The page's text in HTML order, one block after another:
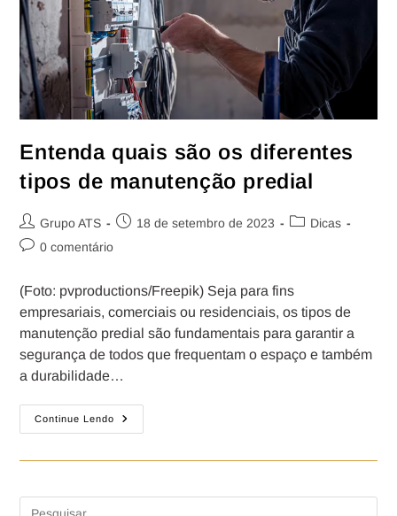
Entenda quais são os diferentes
tipos de manutenção predial
Grupo ATS 18 de setembro de 2023
Dicas
0 comentário
(Foto: pvproductions/Freepik) Seja para fins
empresariais, comerciais ou residenciais, os tipos de
manutenção predial são fundamentais para garantir a
segurança de todos que frequentam o espaço e também
a durabilidade…
Continue Lendo